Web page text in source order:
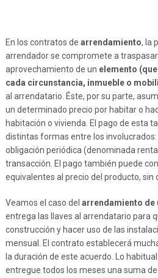
En los contratos de arrendamiento, la
arrendador se compromete a traspasar
aprovechamiento de un elemento
cada circunstancia, inmueble o
al arrendatario. Éste, por su parte,
un determinado precio por habitar o
habitación o vivienda. El pago de esta
distintas formas entre los
obligación periódica (denominada
transacción. El pago también puede
equivalentes al precio del producto, sin
Veamos el caso del arrendamiento de
entrega las llaves al arrendatario para
construcción y hacer uso de las
mensual. El contrato establecerá
la duración de este acuerdo. Lo
entregue todos los meses una suma